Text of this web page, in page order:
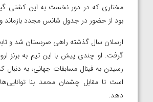
مختاری که در دور نخست به این کشتی
بود از حضور در جدول شانس مجدد
ارسلان سال گذشته راهی صربستان شد و
گرفت. او چندی پیش با این تیم به برنز
رسیدن به فینال مسابقات جهانی، به
است تا مقابل چشمان محمد بنا
دهد.